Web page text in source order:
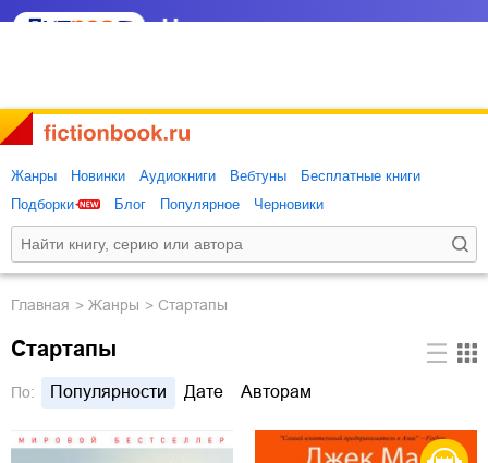
Жанры Новинки Аудиокниги Вебтуны
Бесплатные книги
Подборки
Блог Популярное Черновики
Главная Жанры Стартапы
Стартапы
По: Популярности Дате Авторам